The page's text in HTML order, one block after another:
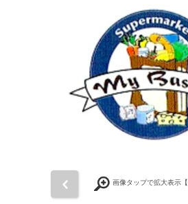
画像タップで拡大表示【